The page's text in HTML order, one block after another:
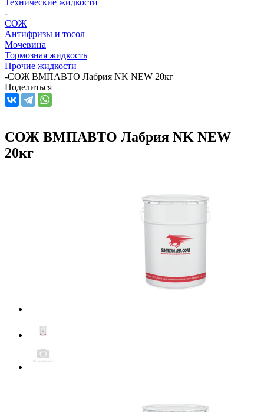
-
СОЖ
Антифризы и тосол
Мочевина
Тормозная жидкость
Прочие жидкости
-СОЖ ВМПАВТО Лабрия NK NEW 20кг
Поделиться
СОЖ ВМПАВТО Лабрия NK NEW
20кг